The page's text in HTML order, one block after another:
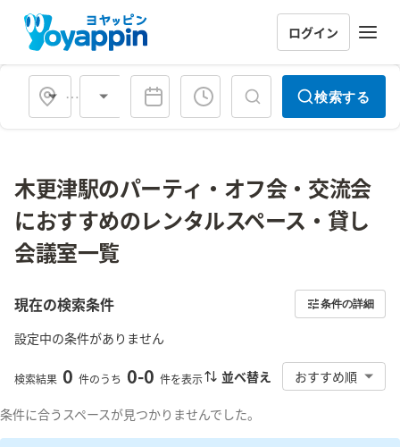
ログイン
会場タイプ 検索する
木更津駅のパーティ・オフ会・交流会
におすすめのレンタルスペース・貸し
会議室一覧
現在の検索条件 条件の詳細
設定中の条件がありません
検索結果 0 件のうち 0-0 件を表示 並べ替え おすすめ順
条件に合うスペースが見つかりませんでした。